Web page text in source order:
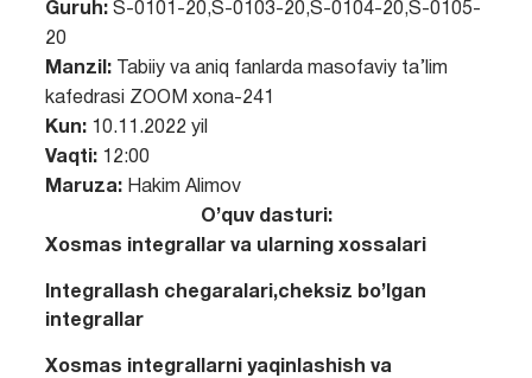
Guruh:S-0101-20,S-0103-20,S-0104-20,S-0105-
20
Manzil:Tabiiy va aniq fanlarda masofaviy ta’lim
kafedrasi ZOOM xona-241
Kun: 10.11.2022 yil
Vaqti:12:00
Maruza:Hakim Alimov
O’quv dasturi:
Xosmas integrallar va ularning xossalari
Integrallash chegaralari,cheksiz bo’lgan
integrallar
Xosmas integrallarni yaqinlashish va